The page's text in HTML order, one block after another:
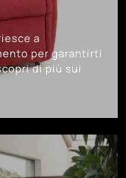
a
per garantirti
di più sui